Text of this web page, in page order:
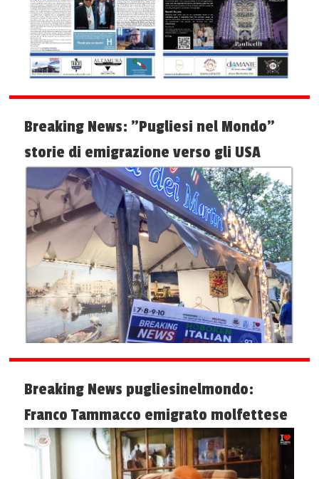
Breaking News: "Pugliesi nel Mondo"
storie di emigrazione verso gli USA
Breaking News pugliesinelmondo:
Franco Tammacco emigrato molfettese